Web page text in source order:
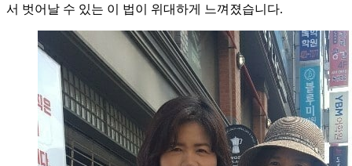
서 벗어날 수 있는 이 법이 위대하게 느껴졌습니다.